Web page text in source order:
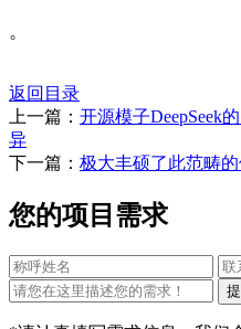
。
返回目录
上一篇： 开源模子DeepSeek
异
下一篇： 极大丰硕了此范畴的
您的项目需求